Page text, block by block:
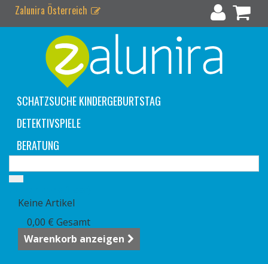
Zalunira Österreich
SCHATZSUCHE KINDERGEBURTSTAG
DETEKTIVSPIELE
BERATUNG
Keine Artikel
0,00 € Gesamt
Warenkorb anzeigen